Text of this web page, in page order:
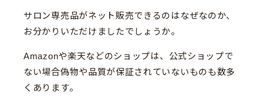
サロン専売品がネット販売できるのはなぜなのか、
お分かりいただけましたでしょうか。
Amazonや楽天などのショップは、公式ショップで
ない場合偽物や品質が保証されていないものも数多
くあります。